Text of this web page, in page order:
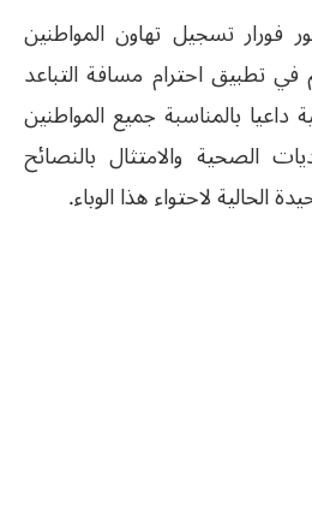
فورار تسجيل تهاون المواطنين
تطبيق احترام مسافة التباعد
داعيا بالمناسبة جميع المواطنين
الصحية والامتثال بالنصائح
الحالية لاحتواء هذا الوباء.